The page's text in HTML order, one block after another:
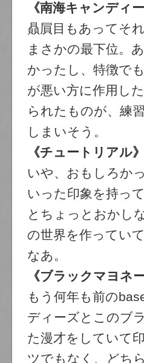
《南海キャンディー
贔屓目もあってそ
まさかの最下位。
かったし、特徴で
が悪い方に作用し
られたものが、練
しまいそう。
《チュートリアル》
いや、おもしろか
いった印象を持っ
とちょっとおかし
の世界を作ってい
なあ。
《ブラックマヨネ
もう何年も前の
ディーズとこのブ
た漫才をしていて
ツでもなく、どち